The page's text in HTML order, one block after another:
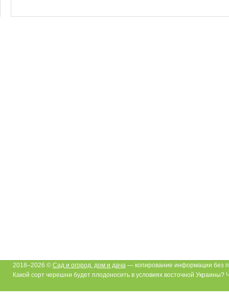
2018–2026 © Сад и огород, дом и дача— копирование информации без
Какой сорт черешни будет плодоносить в условиях восточной